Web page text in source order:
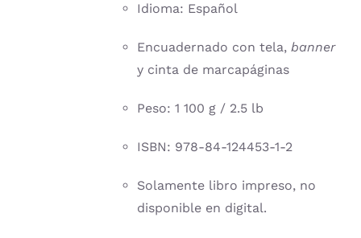
Idioma: Español
Encuadernado con tela,banner
y cinta de marcapáginas
Peso: 1 100 g / 2.5 lb
ISBN: 978-84-124453-1-2
Solamente libro impreso, no
disponible en digital.